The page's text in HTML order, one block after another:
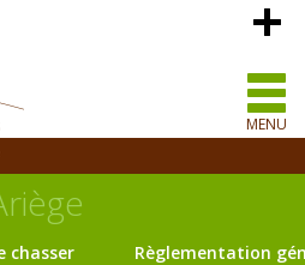
MENU
chasser Règlementation